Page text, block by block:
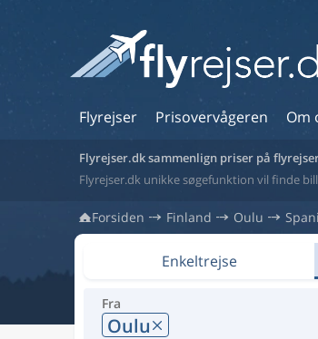
Flyrejser Prisovervågeren Om
Flyrejser.dk sammenlign priser på
Flyrejser.dk unikke søgefunktion vil finde
Forsiden Finland Oulu
Enkeltrejse
Fra
Oulu